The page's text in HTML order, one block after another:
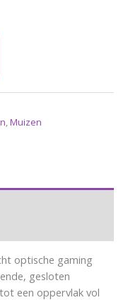
,Muizen
optische gaming
gesloten
een oppervlak vol